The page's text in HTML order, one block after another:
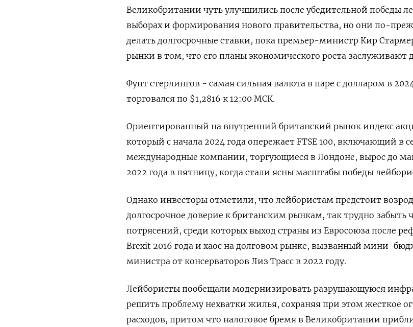
Великобритании чуть улучшились после убедительной победы
выборах и формирования нового правительства, но они по-
делать долгосрочные ставки, пока премьер-министр Кир
рынки в том, что его планы экономического роста заслуживают
Фунт стерлингов - самая сильная валюта в паре с долларом в
торговался по $1,2816 к 12:00 МСК.
Ориентированный на внутренний британский рынок индекс
который с начала 2024 года опережает FTSE 100, включающий в
международные компании, торгующиеся в Лондоне, вырос до
2022 года в пятницу, когда стали ясны масштабы победы
Однако инвесторы отметили, что лейбористам предстоит
долгосрочное доверие к британским рынкам, так трудно забыть
потрясений, среди которых выход страны из Евросоюза после
Brexit 2016 года и хаос на долговом рынке, вызванный мини-
министра от консерваторов Лиз Трасс в 2022 году.
Лейбористы пообещали модернизировать разрушающуюся
решить проблему нехватки жилья, сохраняя при этом жесткое
расходов, притом что налоговое бремя в Великобритании